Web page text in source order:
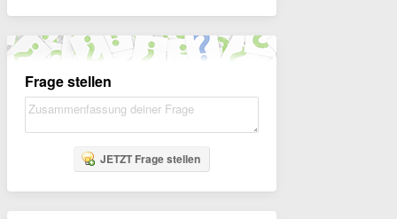
Frage stellen
JETZT Frage stellen